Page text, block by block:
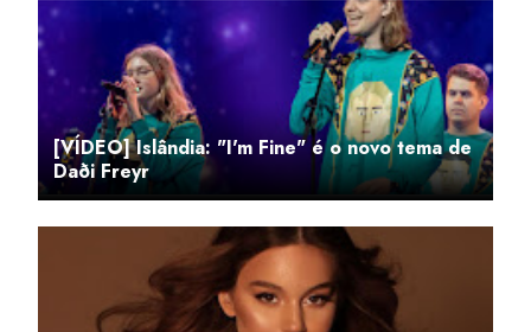
[VÍDEO] Islândia: "I'm Fine" é o novo tema de
Daði Freyr